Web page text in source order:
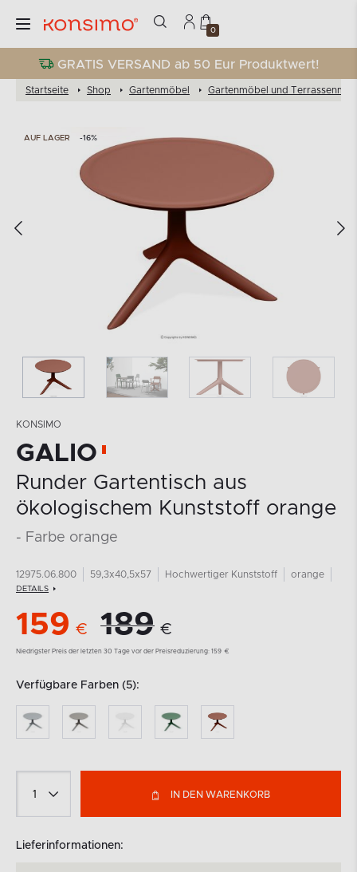
0
GRATIS VERSAND ab 50 Eur Produktwert!
Startseite Shop Gartenmöbel Gartenmöbel und
AUF LAGER -16%
KONSIMO
GALIO
Runder Gartentisch aus
ökologischem Kunststoff orange
- Farbe orange
12975.06.800 59,3x40,5x57 Hochwertiger Kunststoff orange
DETAILS
159 € 189 €
Niedrigster Preis der letzten 30 Tage vor der Preisreduzierung: 159 €
Verfügbare Farben (5):
IN DEN WARENKORB
Lieferinformationen: